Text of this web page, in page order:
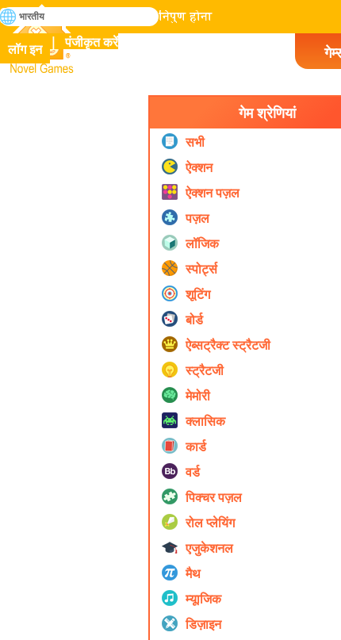
Novel Games
मानव इतिहास में सभी गेम में निपुण होना
खोजे
लॉग इन पंजीकृत करें
भारतीय
गेम श्रेणियां
सभी
ऐक्शन
ऐक्शन पज़ल
पज़ल
लॉजिक
स्पोर्ट्स
शूटिंग
बोर्ड
ऐब्सट्रैक्ट स्ट्रैटजी
स्ट्रैटजी
मेमोरी
क्लासिक
कार्ड
वर्ड
पिक्चर पज़ल
रोल प्ले‍यिंग
एजुकेशनल
मैथ
म्यूाजिक
डिज़ाइन